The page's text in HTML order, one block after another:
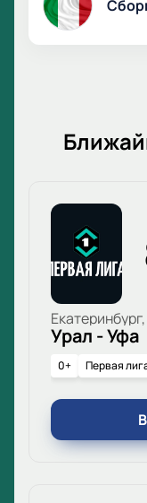
который
эмоциональным.
Урал - Уфа
0+ Первая